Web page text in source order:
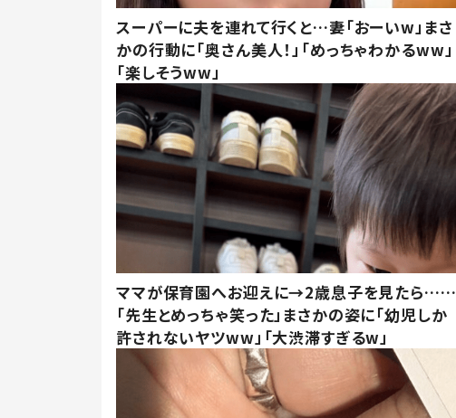
スーパーに夫を連れて行くと…妻「おーいw」まさ
かの行動に「奥さん美人！」「めっちゃわかるww」
「楽しそうww」
ママが保育園へお迎えに→2歳息子を見たら……
「先生とめっちゃ笑った」まさかの姿に「幼児しか
許されないヤツww」「大渋滞すぎるw」